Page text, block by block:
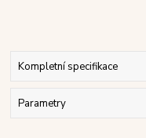
Kompletní specifikace
Parametry